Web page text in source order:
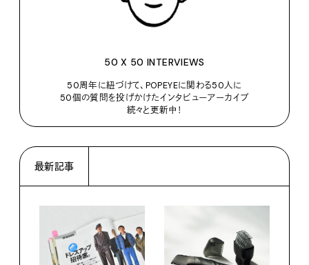
50 X 50 INTERVIEWS
50周年に紐づけて、POPEYEに関わる50人に
50個の質問を投げかけたインタビューアーカイブ
続々と更新中！
最新記事